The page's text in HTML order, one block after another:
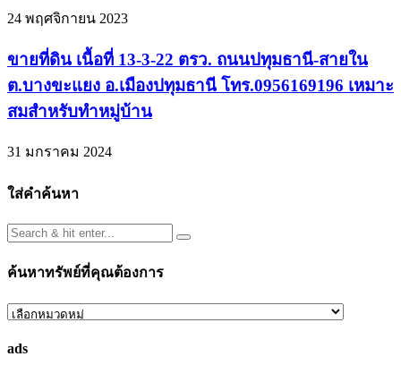
24 พฤศจิกายน 2023
ขายที่ดิน เนื้อที่ 13-3-22 ตรว. ถนนปทุมธานี-สายใน
ต.บางขะแยง อ.เมืองปทุมธานี โทร.0956169196 เหมาะ
สมสำหรับทำหมู่บ้าน
31 มกราคม 2024
ใส่คำค้นหา
ค้นหาทรัพย์ที่คุณต้องการ
ค้นหา
ที่
ads